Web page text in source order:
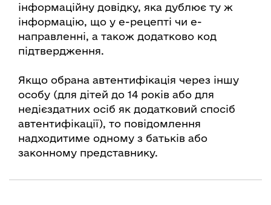
інформаційну довідку, яка дублює ту ж
інформацію, що у е-рецепті чи е-
направленні, а також додатково код
підтвердження.
Якщо обрана автентифікація через іншу
особу (для дітей до 14 років або для
недієздатних осіб як додатковий спосіб
автентифікації), то повідомлення
надходитиме одному з батьків або
законному представнику.